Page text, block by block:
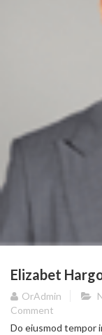
Elizabet
OrAdmin
Comment
Do eiusmod tempor